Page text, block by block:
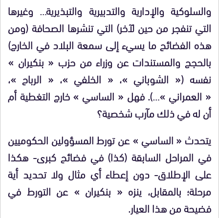
والسلوكية والإدارية والتدبيرية والتبذيرية… وغيرها
التي تنفجر من حين لآخر) التي تنشرها الصحافة (ومن
هذه الفضائح ما يسيء إلى سمعة البلاد في الخارج)
بالحجج والمستندات عن وزراء من حزب « بنكيران »
نفسه (« الشوباني »، « الخلفي »، « الرباح »،
« العمراني »…). فهل « الساسي » خارج التغطية أم
أن له في ذلك مآرب شخصية؟
يتحدث « الساسي » عن تورط المسؤولين الحكوميين
في المراحل السابقة (كذا) في فضائح كبرى- هكذا
على الإطلاق- دون إعطاء أي مثال ولا تحديد أية
مرحلة؛ بالمقابل، ينزه « بنكيران » عن التورط في
فضيحة من هذا العيار.